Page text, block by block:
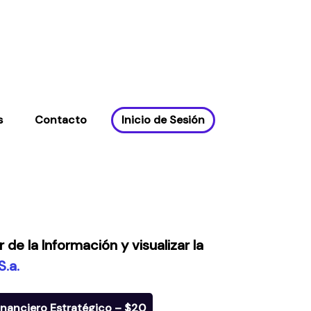
Contacto Inicio de Sesión
la Información y visualizar la
Estratégico – $20